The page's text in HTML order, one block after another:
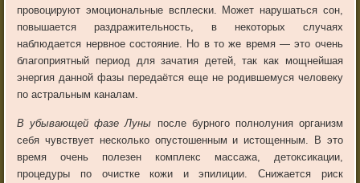
провоцируют эмоциональные всплески. Может нарушаться сон,
повышается раздражительность, в некоторых случаях
наблюдается нервное состояние. Но в то же время — это очень
благоприятный период для зачатия детей, так как мощнейшая
энергия данной фазы передаётся еще не родившемуся человеку
по астральным каналам.
В убывающей фазе Луны после бурного полнолуния организм
себя чувствует несколько опустошенным и истощенным. В это
время очень полезен комплекс массажа, детоксикации,
процедуры по очистке кожи и эпилиции. Снижается риск